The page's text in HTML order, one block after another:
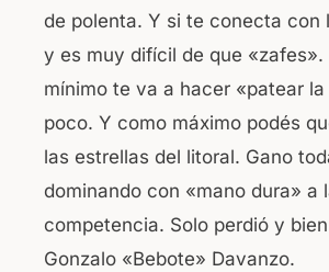
de polenta. Y si te conecta con
y es muy difícil de que «zafes».
mínimo te va a hacer «patear
poco. Y como máximo podés
las estrellas del litoral. Gano
dominando con «mano dura» a
competencia. Solo perdió y
Gonzalo «Bebote» Davanzo.